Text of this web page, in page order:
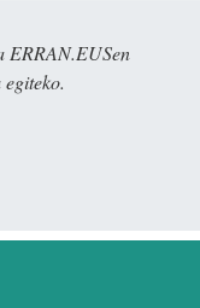
ERRAN.EUSen